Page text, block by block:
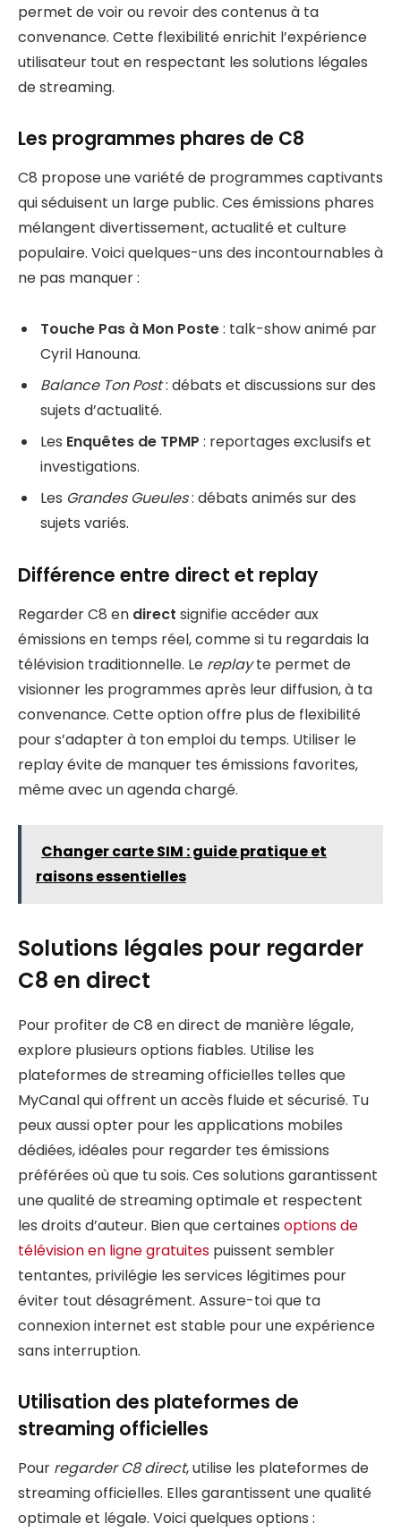
permet de voir ou revoir des contenus à ta
convenance. Cette flexibilité enrichit l’expérience
utilisateur tout en respectant les solutions légales
de streaming.
Les programmes phares de C8
C8 propose une variété de programmes captivants
qui séduisent un large public. Ces émissions phares
mélangent divertissement, actualité et culture
populaire. Voici quelques-uns des incontournables à
ne pas manquer :
Touche Pas à Mon Poste: talk-show animé par
Cyril Hanouna.
Balance Ton Post: débats et discussions sur des
sujets d’actualité.
Les Enquêtes de TPMP : reportages exclusifs et
investigations.
Les Grandes Gueules: débats animés sur des
sujets variés.
Différence entre direct et replay
Regarder C8 en direct signifie accéder aux
émissions en temps réel, comme si tu regardais la
télévision traditionnelle. Le replayte permet de
visionner les programmes après leur diffusion, à ta
convenance. Cette option offre plus de flexibilité
pour s’adapter à ton emploi du temps. Utiliser le
replay évite de manquer tes émissions favorites,
même avec un agenda chargé.
Changer carte SIM : guide pratique et
raisons essentielles
Solutions légales pour regarder
C8 en direct
Pour profiter de C8 en direct de manière légale,
explore plusieurs options fiables. Utilise les
plateformes de streaming officielles telles que
MyCanal qui offrent un accès fluide et sécurisé. Tu
peux aussi opter pour les applications mobiles
dédiées, idéales pour regarder tes émissions
préférées où que tu sois. Ces solutions garantissent
une qualité de streaming optimale et respectent
les droits d’auteur. Bien que certaines options de
télévision en ligne gratuites puissent sembler
tentantes, privilégie les services légitimes pour
éviter tout désagrément. Assure-toi que ta
connexion internet est stable pour une expérience
sans interruption.
Utilisation des plateformes de
streaming officielles
Pour regarder C8 direct, utilise les plateformes de
streaming officielles. Elles garantissent une qualité
optimale et légale. Voici quelques options :